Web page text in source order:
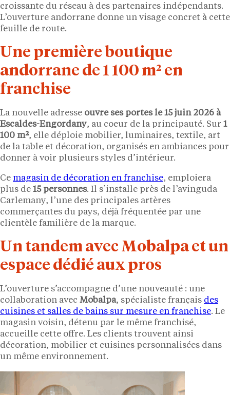
croissante du réseau à des partenaires indépendants.
L’ouverture andorrane donne un visage concret à cette
feuille de route.
Une première boutique
andorrane de 1 100 m² en
franchise
La nouvelle adresse ouvre ses portes le 15 juin 2026 à
Escaldes-Engordany, au coeur de la principauté. Sur 1
100 m², elle déploie mobilier, luminaires, textile, art
de la table et décoration, organisés en ambiances pour
donner à voir plusieurs styles d’intérieur.
Ce magasin de décoration en franchise, emploiera
plus de 15 personnes. Il s’installe près de l’avinguda
Carlemany, l’une des principales artères
commerçantes du pays, déjà fréquentée par une
clientèle familière de la marque.
Un tandem avec Mobalpa et un
espace dédié aux pros
L’ouverture s’accompagne d’une nouveauté : une
collaboration avec Mobalpa, spécialiste français des
cuisines et salles de bains sur mesure en franchise. Le
magasin voisin, détenu par le même franchisé,
accueille cette offre. Les clients trouvent ainsi
décoration, mobilier et cuisines personnalisées dans
un même environnement.